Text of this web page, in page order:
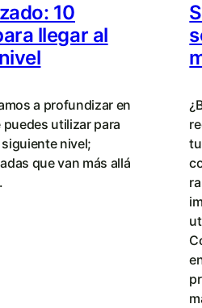
10
llegar al
a profundizar en
utilizar para
nivel;
que van más allá